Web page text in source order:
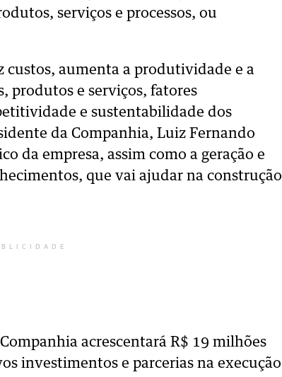
serviços e processos, ou
aumenta a produtividade e a
produtos e serviços, fatores
e sustentabilidade dos
da Companhia, Luiz Fernando
da empresa, assim como a geração e
que vai ajudar na construção
acrescentará R$ 19 milhões
investimentos e parcerias na execução